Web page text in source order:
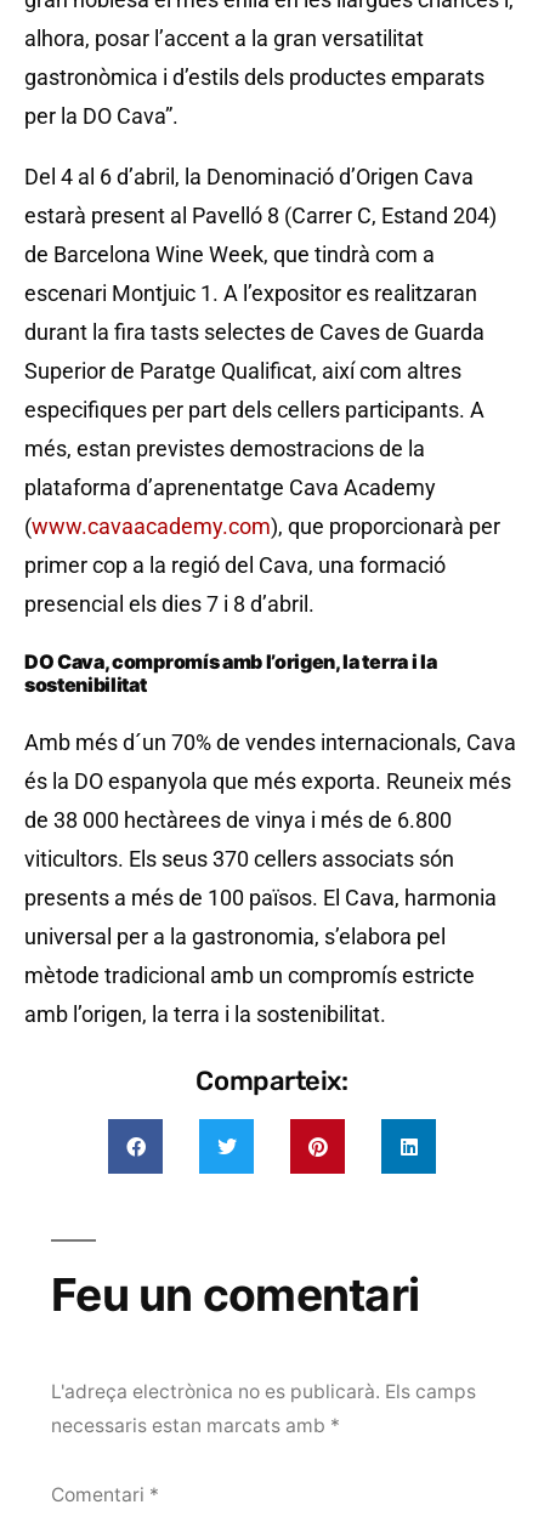
alhora, posar l’accent a la gran versatilitat
gastronòmica i d’estils dels productes emparats
per la DO Cava”.
Del 4 al 6 d’abril, la Denominació d’Origen Cava
estarà present al Pavelló 8 (Carrer C, Estand 204)
de Barcelona Wine Week, que tindrà com a
escenari Montjuic 1. A l’expositor es realitzaran
durant la fira tasts selectes de Caves de Guarda
Superior de Paratge Qualificat, així com altres
especifiques per part dels cellers participants. A
més, estan previstes demostracions de la
plataforma d’aprenentatge Cava Academy
(www.cavaacademy.com), que proporcionarà per
primer cop a la regió del Cava, una formació
presencial els dies 7 i 8 d’abril.
DO Cava, compromís amb l’origen, la terra i la
sostenibilitat
Amb més d´un 70% de vendes internacionals, Cava
és la DO espanyola que més exporta. Reuneix més
de 38 000 hectàrees de vinya i més de 6.800
viticultors. Els seus 370 cellers associats són
presents a més de 100 països. El Cava, harmonia
universal per a la gastronomia, s’elabora pel
mètode tradicional amb un compromís estricte
amb l’origen, la terra i la sostenibilitat.
Comparteix:
Feu un comentari
L'adreça electrònica no es publicarà. Els camps
necessaris estan marcats amb *
Comentari *